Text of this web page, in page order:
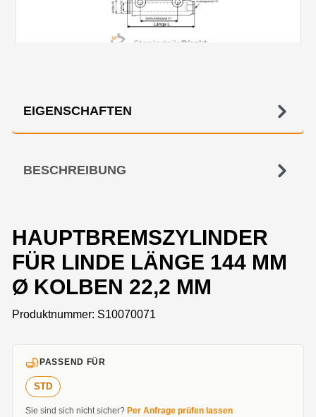
EIGENSCHAFTEN
BESCHREIBUNG
HAUPTBREMSZYLINDER
FÜR LINDE LÄNGE 144 MM
Ø KOLBEN 22,2 MM
Produktnummer: S10070071
PASSEND FÜR
STD
Sie sind sich nicht sicher? Per Anfrage prüfen lassen